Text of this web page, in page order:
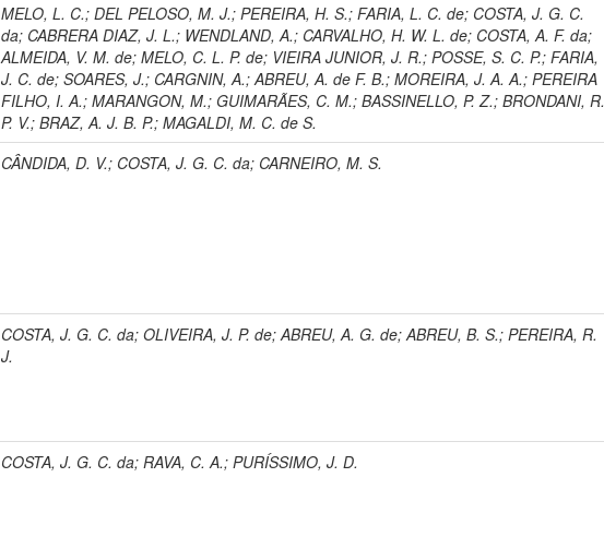
MELO, L. C.;DEL PELOSO, M. J.;PEREIRA, H. S.;FARIA, L. C. de; COSTA, J. G. C.
da; CABRERA DIAZ, J. L.; WENDLAND, A.; CARVALHO, H. W. L. de; COSTA, A. F. da;
ALMEIDA, V. M. de;MELO, C. L. P. de; VIEIRA JUNIOR, J. R.;POSSE, S. C. P.;FARIA,
J. C. de;SOARES, J.; CARGNIN, A.;ABREU, A. de F. B.;MOREIRA, J. A. A.;PEREIRA
FILHO, I. A.;MARANGON, M.;GUIMARÃES, C. M.;BASSINELLO, P. Z.;BRONDANI, R.
P. V.;BRAZ, A. J. B. P.;MAGALDI, M. C. de S.
CÂNDIDA, D. V.; COSTA, J. G. C. da; CARNEIRO, M. S.
COSTA, J. G. C. da;OLIVEIRA, J. P. de;ABREU, A. G. de;ABREU, B. S.;PEREIRA, R.
J.
COSTA, J. G. C. da; RAVA, C. A.;PURÍSSIMO, J. D.